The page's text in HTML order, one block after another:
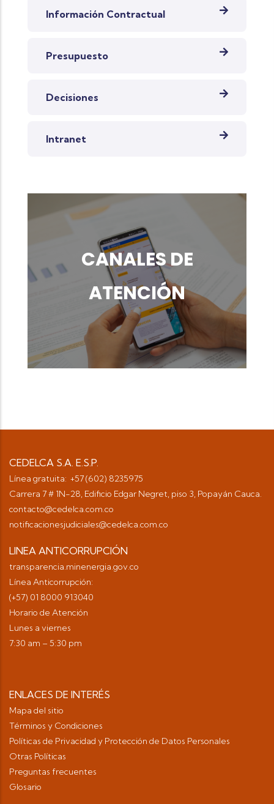
Información Contractual
Presupuesto
Decisiones
Intranet
CANALES DE
ATENCIÓN
CEDELCA S.A. E.S.P.
Línea gratuita: +57 (602) 8235975
Carrera 7 # 1N-28, Edificio Edgar Negret, piso 3, Popayán Cauca.
contacto@cedelca.com.co
notificacionesjudiciales@cedelca.com.co
LINEA ANTICORRUPCIÓN
transparencia.minenergia.gov.co
Línea Anticorrupción:
(+57) 01 8000 913040
Horario de Atención
Lunes a viernes
7:30 am – 5:30 pm
ENLACES DE INTERÉS
Mapa del sitio
Términos y Condiciones
Políticas de Privacidad y Protección de Datos Personales
Otras Políticas
Preguntas frecuentes
Glosario